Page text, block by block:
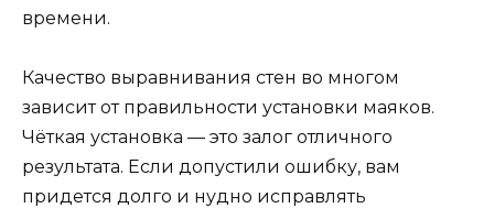
времени.
Качество выравнивания стен во многом
зависит от правильности установки маяков.
Чёткая установка — это залог отличного
результата. Если допустили ошибку, вам
придется долго и нудно исправлять